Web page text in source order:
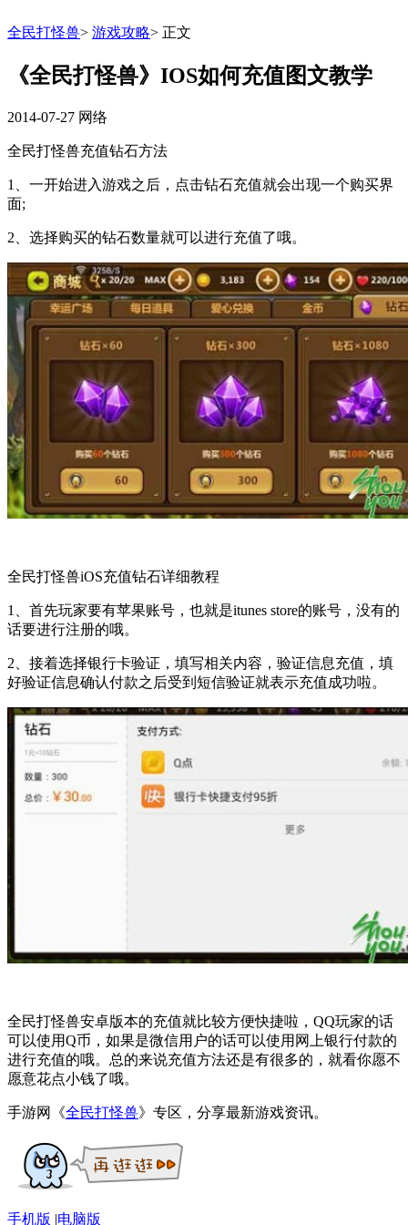
全民打怪兽> 游戏攻略> 正文
《全民打怪兽》IOS如何充值图文教学
2014-07-27 网络
全民打怪兽充值钻石方法
1、一开始进入游戏之后，点击钻石充值就会出现一个购买界
面;
2、选择购买的钻石数量就可以进行充值了哦。
全民打怪兽iOS充值钻石详细教程
1、首先玩家要有苹果账号，也就是itunes store的账号，没有的
话要进行注册的哦。
2、接着选择银行卡验证，填写相关内容，验证信息充值，填
好验证信息确认付款之后受到短信验证就表示充值成功啦。
全民打怪兽安卓版本的充值就比较方便快捷啦，QQ玩家的话
可以使用Q币，如果是微信用户的话可以使用网上银行付款的
进行充值的哦。总的来说充值方法还是有很多的，就看你愿不
愿意花点小钱了哦。
手游网《全民打怪兽》专区，分享最新游戏资讯。
手机版 |电脑版